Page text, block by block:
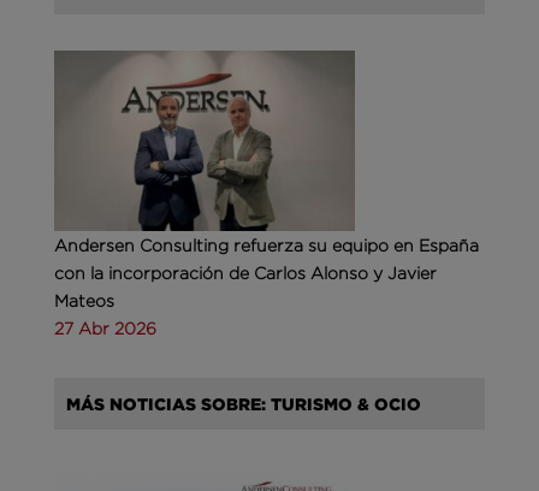
Andersen Consulting refuerza su equipo en España
con la incorporación de Carlos Alonso y Javier
Mateos
27 Abr 2026
MÁS NOTICIAS SOBRE: TURISMO & OCIO